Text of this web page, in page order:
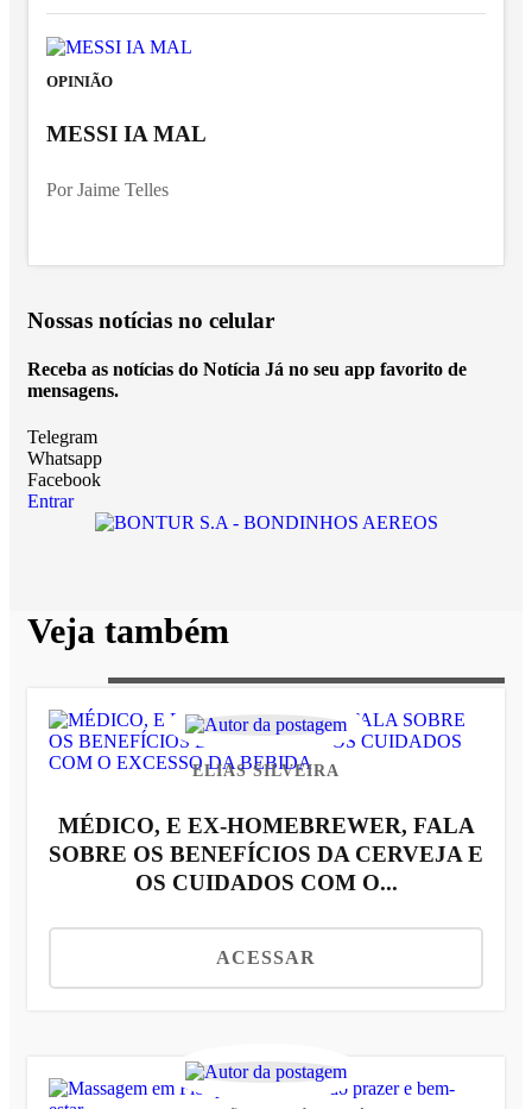
OPINIÃO
MESSI IA MAL
Por Jaime Telles
Nossas notícias no celular
Receba as notícias do Notícia Já no seu app favorito de
mensagens.
Telegram
Whatsapp
Facebook
Entrar
Veja também
ELIAS SILVEIRA
MÉDICO, E EX-HOMEBREWER, FALA
SOBRE OS BENEFÍCIOS DA CERVEJA E
OS CUIDADOS COM O...
ACESSAR